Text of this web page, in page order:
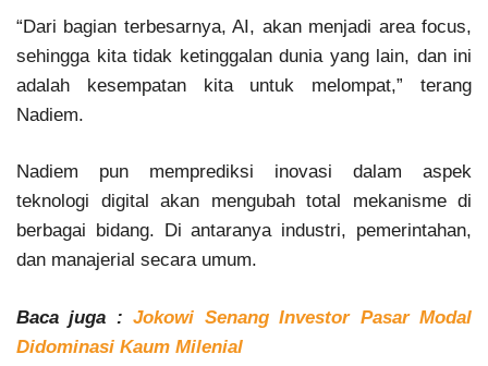
“Dari bagian terbesarnya, AI, akan menjadi area focus,
sehingga kita tidak ketinggalan dunia yang lain, dan ini
adalah kesempatan kita untuk melompat,” terang
Nadiem.
Nadiem pun memprediksi inovasi dalam aspek
teknologi digital akan mengubah total mekanisme di
berbagai bidang. Di antaranya industri, pemerintahan,
dan manajerial secara umum.
Baca juga :Jokowi Senang Investor Pasar Modal
Didominasi Kaum Milenial